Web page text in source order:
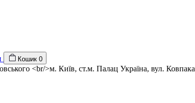
Кошик 0
<br/>м. Київ, ст.м. Палац Україна, вул. Ковпака